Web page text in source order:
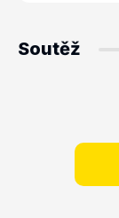
Soutěž